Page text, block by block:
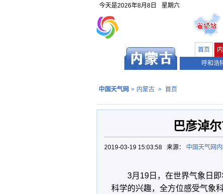
今天是2026年8月8日 星期六
首页
呼和浩
中国天气网 > 内蒙古 > 首页
巴彦淖
2019-03-19 15:03:58 来源： 中国天气网
3月19日，在世界气象日即
科学的兴趣，全方位感受气象